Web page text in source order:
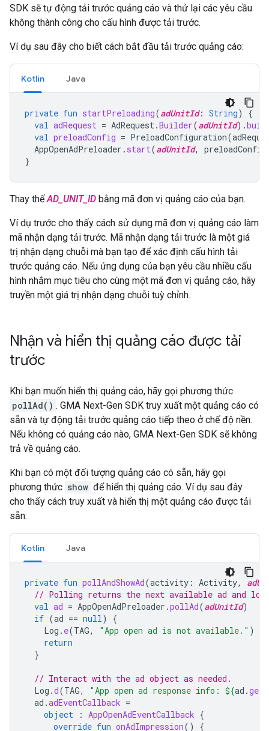
SDK sẽ tự động tải trước quảng cáo và thử lại các yêu cầu
không thành công cho cấu hình được tải trước.
Ví dụ sau đây cho biết cách bắt đầu tải trước quảng cáo:
Kotlin Java
private fun startPreloading(adUnitId: String)
{
val adRequest = AdRequest.Builder(adUnitId).
val preloadConfig = PreloadConfiguration(
AppOpenAdPreloader . start(adUnitId, preloadConfig
}
Thay thếAD_UNIT_ID bằng mã đơn vị quảng cáo của bạn.
Ví dụ trước cho thấy cách sử dụng mã đơn vị quảng cáo làm
mã nhận dạng tải trước. Mã nhận dạng tải trước là một giá
trị nhận dạng chuỗi mà bạn tạo để xác định cấu hình tải
trước quảng cáo. Nếu ứng dụng của bạn yêu cầu nhiều cấu
hình nhắm mục tiêu cho cùng một mã đơn vị quảng cáo, hãy
truyền một giá trị nhận dạng chuỗi tuỳ chỉnh.
Nhận và hiển thị quảng cáo được tải
trước
Khi bạn muốn hiển thị quảng cáo, hãy gọi phương thức
pollAd() . GMA Next-Gen SDK truy xuất một quảng cáo có
sẵn và tự động tải trước quảng cáo tiếp theo ở chế độ nền.
Nếu không có quảng cáo nào, GMA Next-Gen SDK sẽ không
trả về quảng cáo.
Khi bạn có một đối tượng quảng cáo có sẵn, hãy gọi
phương thức show để hiển thị quảng cáo. Ví dụ sau đây
cho thấy cách truy xuất và hiển thị một quảng cáo được tải
sẵn:
Kotlin Java
private fun pollAndShowAd(activity : Activity,
// Polling returns the next available ad and
val ad = AppOpenAdPreloader .pollAd(adUnitId)
if (ad == null)
{
Log . e(TAG, "App open ad is not available." )
return
}
// Interact with the ad object as needed.
Log .d(TAG, "App open ad response info: ${ad .
ad .adEventCallback =
object
: AppOpenAdEventCallback {
override fun onAdImpression() {